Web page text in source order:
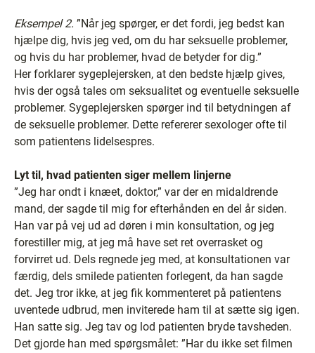
Eksempel 2. ”Når jeg spørger, er det fordi, jeg bedst kan
hjælpe dig, hvis jeg ved, om du har seksuelle problemer,
og hvis du har problemer, hvad de betyder for dig.”
Her forklarer sygeplejersken, at den bedste hjælp gives,
hvis der også tales om seksualitet og eventuelle seksuelle
problemer. Sygeplejersken spørger ind til betydningen af
de seksuelle problemer. Dette refererer sexologer ofte til
som patientens lidelsespres.
Lyt til, hvad patienten siger mellem linjerne
”Jeg har ondt i knæet, doktor,” var der en midaldrende
mand, der sagde til mig for efterhånden en del år siden.
Han var på vej ud ad døren i min konsultation, og jeg
forestiller mig, at jeg må have set ret overrasket og
forvirret ud. Dels regnede jeg med, at konsultationen var
færdig, dels smilede patienten forlegent, da han sagde
det. Jeg tror ikke, at jeg fik kommenteret på patientens
uventede udbrud, men inviterede ham til at sætte sig igen.
Han satte sig. Jeg tav og lod patienten bryde tavsheden.
Det gjorde han med spørgsmålet: ”Har du ikke set filmen